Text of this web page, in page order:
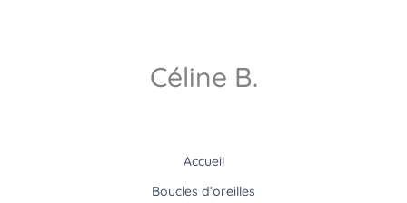
Céline B.
Accueil
Boucles d’oreilles